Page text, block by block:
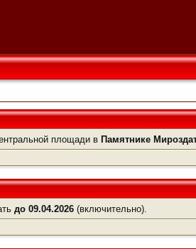
площади в Памятнике
до 09.04.2026 (включительно).